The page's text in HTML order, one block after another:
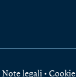
Note legali • Cookie